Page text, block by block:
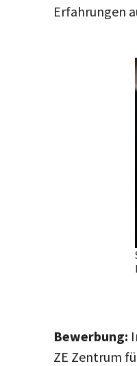
Erfahrungen
Bewerbung:
ZE Zentrum